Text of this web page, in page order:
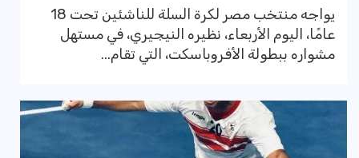
يواجه منتخب مصر لكرة السلة للناشئين تحت 18
عامًا، اليوم الأربعاء، نظيره النيجيري، في مستهل
مشواره ببطولة الأفروباسكت، التي تقام...